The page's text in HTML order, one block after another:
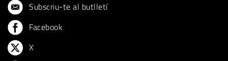
Subscriu-te al butlletí
Facebook
X